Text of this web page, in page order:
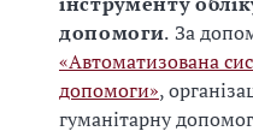
допомоги. За
«Автоматизована
допомоги»,
гуманітарну